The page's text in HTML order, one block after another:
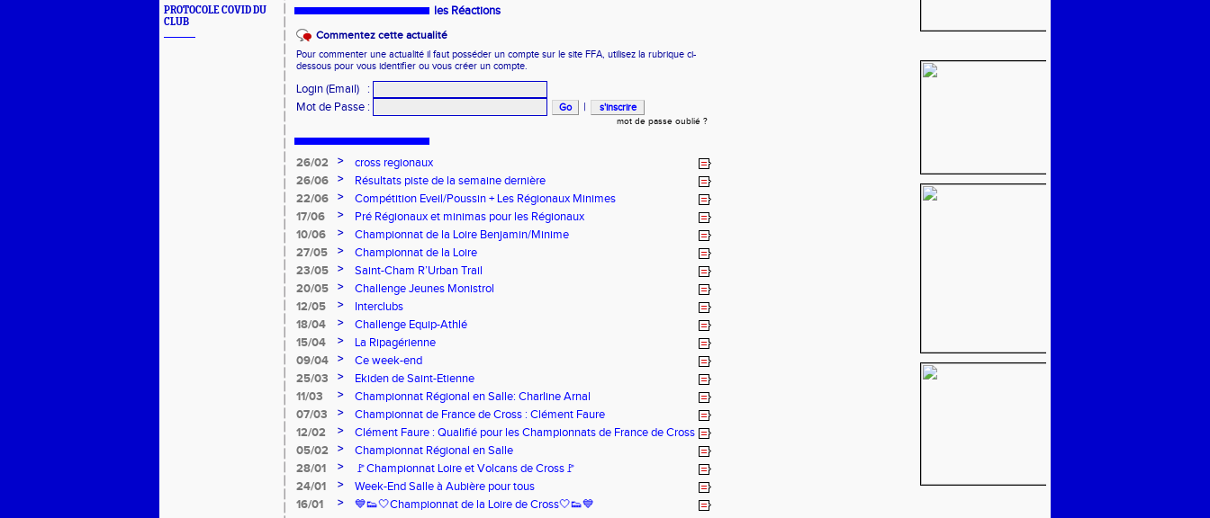
PROTOCOLE COVID DU
CLUB
les Réactions
Commentez cette actualité
Pour commenter une actualité il faut posséder un compte sur le site FFA, utilisez la rubrique ci-
dessous pour vous identifier ou vous créer un compte.
Login (Email)
:
Mot de Passe : |
mot de passe oublié ?
26/02 >
cross regionaux
26/06
>
Résultats piste de la semaine dernière
22/06
>
Compétition Eveil/Poussin + Les Régionaux Minimes
17/06
>
Pré Régionaux et minimas pour les Régionaux
10/06
>
Championnat de la Loire Benjamin/Minime
27/05
>
Championnat de la Loire
23/05
>
Saint-Cham R’Urban Trail
20/05
>
Challenge Jeunes Monistrol
12/05
>
Interclubs
18/04
>
Challenge Equip-Athlé
15/04
>
La Ripagérienne
09/04
>
Ce week-end
25/03
>
Ekiden de Saint-Etienne
11/03
>
Championnat Régional en Salle: Charline Arnal
07/03
>
Championnat de France de Cross : Clément Faure
12/02
>
Clément Faure : Qualifié pour les Championnats de France de Cross
05/02
>
Championnat Régional en Salle
28/01
>
🚩Championnat Loire et Volcans de Cross🚩
24/01
>
Week-End Salle à Aubière pour tous
16/01
> 💙👟🤍Championnat de la Loire de Cross🤍👟💙